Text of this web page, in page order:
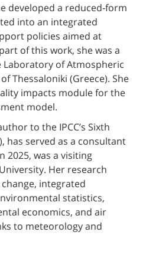
developed a reduced‑form
into an integrated
policies aimed at
of this work, she was a
of Atmospheric
Thessaloniki (Greece). She
impacts module for the
model.
to the IPCC’s Sixth
has served as a consultant
2025, was a visiting
Her research
integrated
statistics,
economics, and air
to meteorology and